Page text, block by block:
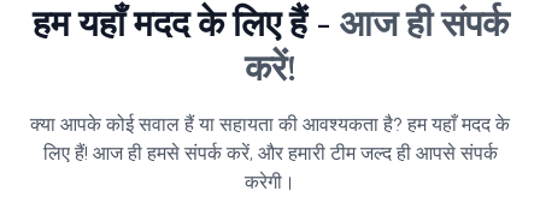
हम यहाँ मदद के लिए हैं - आज ही संपर्क
करें!
क्या आपके कोई सवाल हैं या सहायता की आवश्यकता है? हम यहाँ मदद के
लिए हैं! आज ही हमसे संपर्क करें, और हमारी टीम जल्द ही आपसे संपर्क
करेगी।